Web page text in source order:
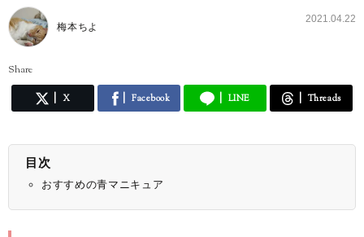
梅本ちよ
2021.04.22
Share
X Facebook LINE Threads
目次
おすすめの青マニキュア